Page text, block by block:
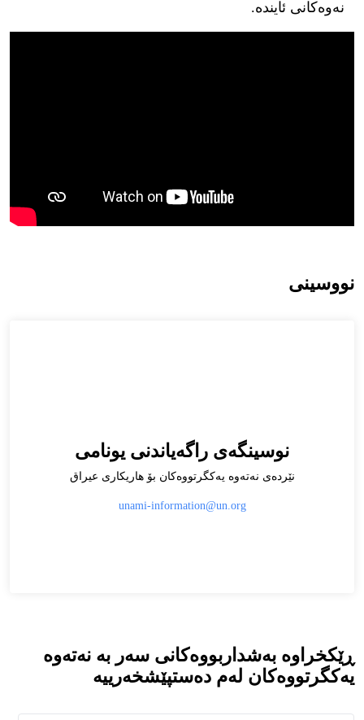
نەوەکانی ئایندە.
نووسینی
نوسينگه‌ى راگه‌ياندنى يونامى
نێرده‌ى نه‌ته‌وه‌ يه‌كگرتووه‌كان بۆ هاريكارى عيراق
unami-information@un.org
ڕێکخراوە بەشداربووەکانی سەر بە نەتەوە
یەکگرتووەکان لەم دەستپێشخەرییە